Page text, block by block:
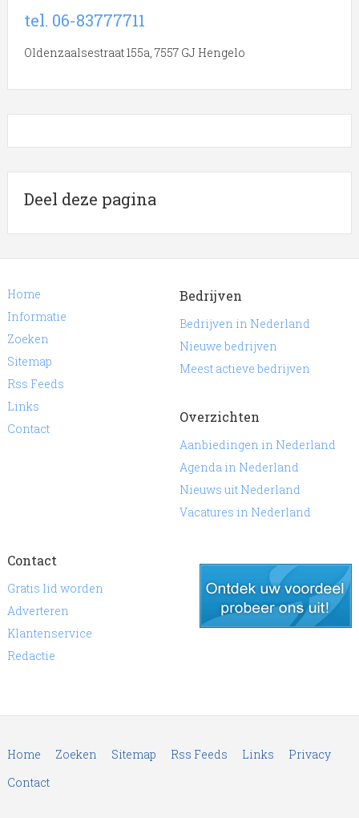
tel. 06-83777711
Oldenzaalsestraat 155a, 7557 GJ Hengelo
Deel deze pagina
Home
Informatie
Zoeken
Sitemap
Rss Feeds
Links
Contact
Bedrijven
Bedrijven in Nederland
Nieuwe bedrijven
Meest actieve bedrijven
Overzichten
Aanbiedingen in Nederland
Agenda in Nederland
Nieuws uit Nederland
Vacatures in Nederland
Contact
Gratis lid worden
Adverteren
Klantenservice
Redactie
Home Zoeken Sitemap Rss Feeds Links
Privacy
Contact